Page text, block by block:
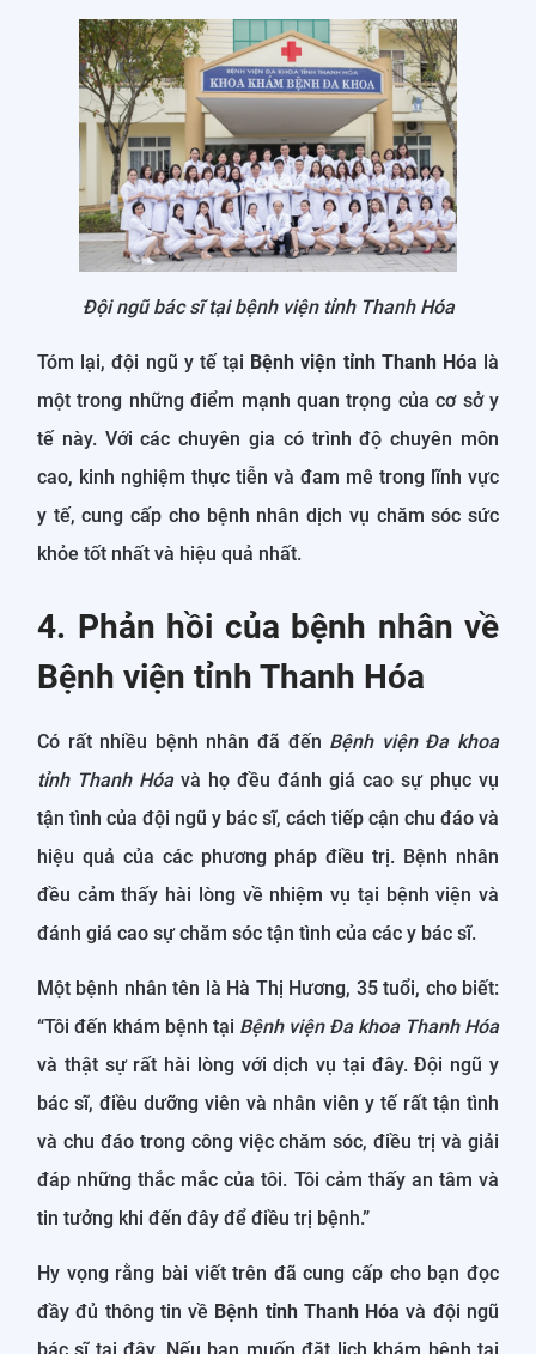
Đội ngũ bác sĩ tại bệnh viện tỉnh Thanh Hóa
Tóm lại, đội ngũ y tế tại Bệnh viện tỉnh Thanh Hóa là
một trong những điểm mạnh quan trọng của cơ sở y
tế này. Với các chuyên gia có trình độ chuyên môn
cao, kinh nghiệm thực tiễn và đam mê trong lĩnh vực
y tế, cung cấp cho bệnh nhân dịch vụ chăm sóc sức
khỏe tốt nhất và hiệu quả nhất.
4. Phản hồi của bệnh nhân về
Bệnh viện tỉnh Thanh Hóa
Có rất nhiều bệnh nhân đã đến Bệnh viện Đa khoa
tỉnh Thanh Hóavà họ đều đánh giá cao sự phục vụ
tận tình của đội ngũ y bác sĩ, cách tiếp cận chu đáo và
hiệu quả của các phương pháp điều trị. Bệnh nhân
đều cảm thấy hài lòng về nhiệm vụ tại bệnh viện và
đánh giá cao sự chăm sóc tận tình của các y bác sĩ.
Một bệnh nhân tên là Hà Thị Hương, 35 tuổi, cho biết:
“Tôi đến khám bệnh tại Bệnh viện Đa khoa Thanh Hóa
và thật sự rất hài lòng với dịch vụ tại đây. Đội ngũ y
bác sĩ, điều dưỡng viên và nhân viên y tế rất tận tình
và chu đáo trong công việc chăm sóc, điều trị và giải
đáp những thắc mắc của tôi. Tôi cảm thấy an tâm và
tin tưởng khi đến đây để điều trị bệnh.”
Hy vọng rằng bài viết trên đã cung cấp cho bạn đọc
đầy đủ thông tin về Bệnh tỉnh Thanh Hóa và đội ngũ